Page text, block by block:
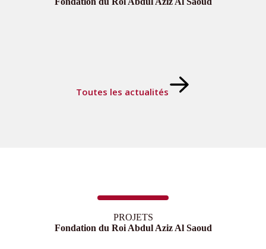
Toutes les actualités
PROJETS
Fondation du Roi Abdul Aziz Al Saoud